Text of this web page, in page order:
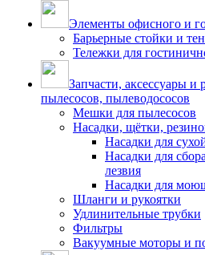
Элементы офисного и
Барьерные стойки и
Тележки для
Запчасти, аксессуары и
пылесосов, пылеводососов
Мешки для пылесосов
Насадки, щётки,
Насадки для
Насадки для
лезвия
Насадки для
Шланги и рукоятки
Удлинительные трубки
Фильтры
Вакуумные моторы и